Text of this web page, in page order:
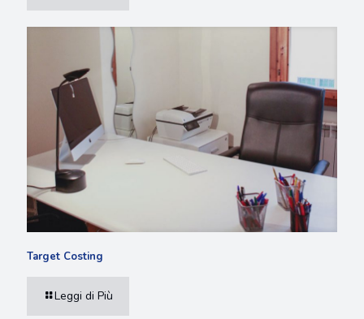
Target Costing
Leggi di Più